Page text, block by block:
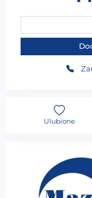
ilość Dysza
Ulubione